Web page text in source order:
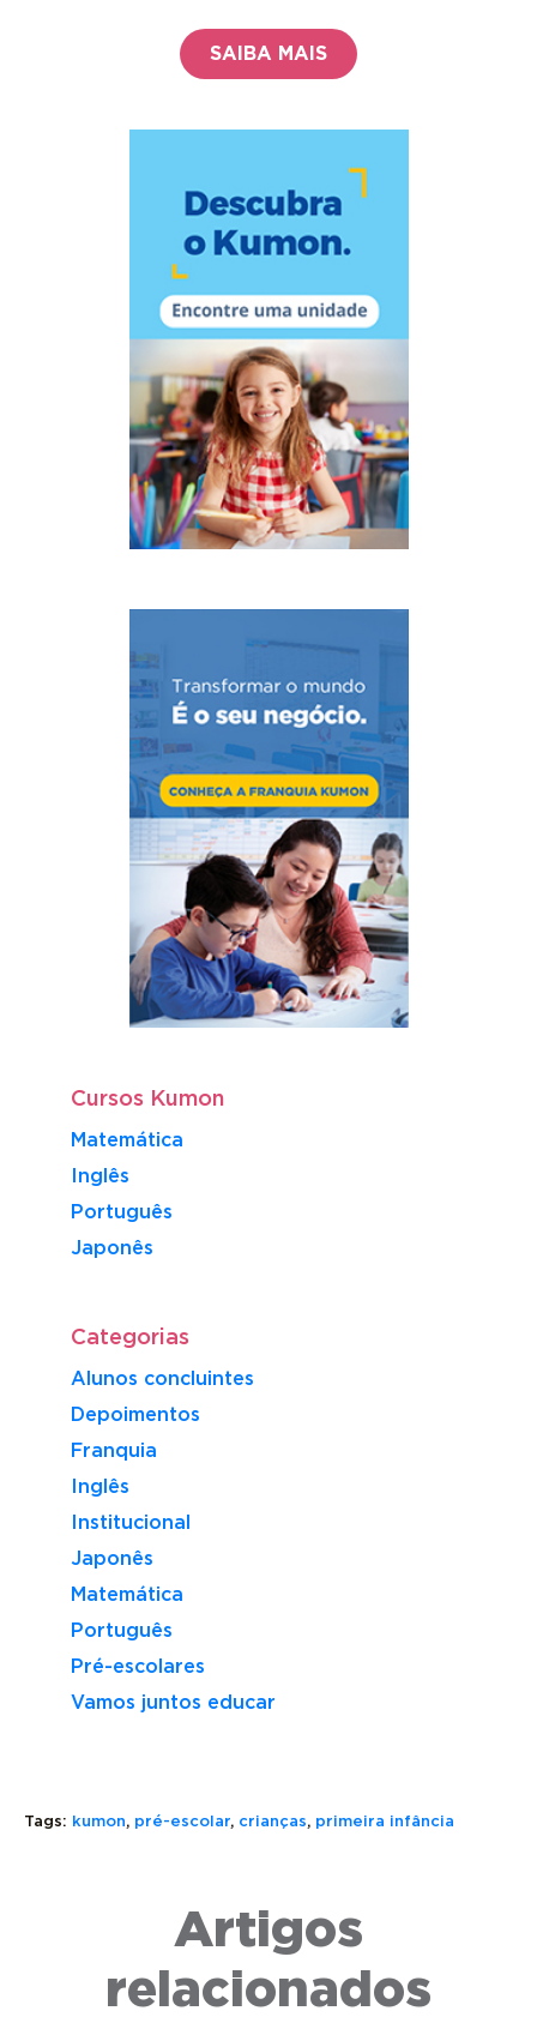
SAIBA MAIS
Cursos Kumon
Matemática
Inglês
Português
​Japonês
Categorias
Alunos concluintes
Depoimentos
Franquia
Inglês
Institucional
Japonês
Matemática
Português
Pré-escolares
Vamos juntos educar
Tags: kumon, pré-escolar, crianças, primeira infância
Artigos
relacionados
PRÉ-
ESCOLARES:
IDADE
MÍNIMA
PARA
ESTUDAR
DEMAIS: